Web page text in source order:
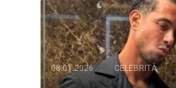
08.01.2026
CELEBRITÀ